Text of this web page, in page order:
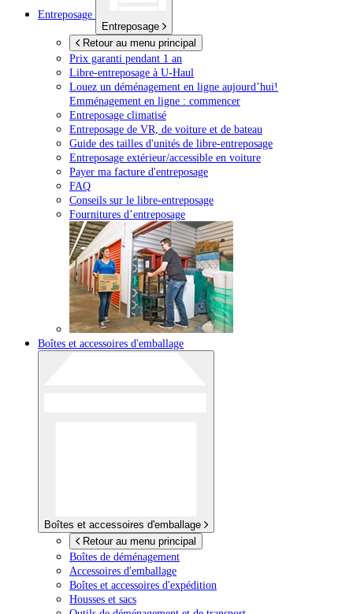
Entreposage
Entreposage
Retour au menu principal
Prix garanti pendant 1 an
Libre-entreposage à U-Haul
Louez un déménagement en ligne aujourd’hui!
Emménagement en ligne : commencer
Entreposage climatisé
Entreposage de VR, de voiture et de bateau
Guide des tailles d'unités de libre-entreposage
Entreposage extérieur/accessible en voiture
Payer ma facture d'entreposage
FAQ
Conseils sur le libre-entreposage
Fournitures d’entreposage
Boîtes et accessoires d'emballage
Boîtes et accessoires d'emballage
Retour au menu principal
Boîtes de déménagement
Accessoires d'emballage
Boîtes et accessoires d'expédition
Housses et sacs